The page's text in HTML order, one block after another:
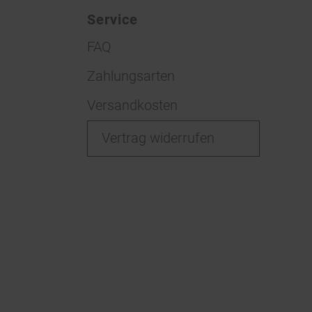
Service
FAQ
Zahlungsarten
Versandkosten
Vertrag widerrufen